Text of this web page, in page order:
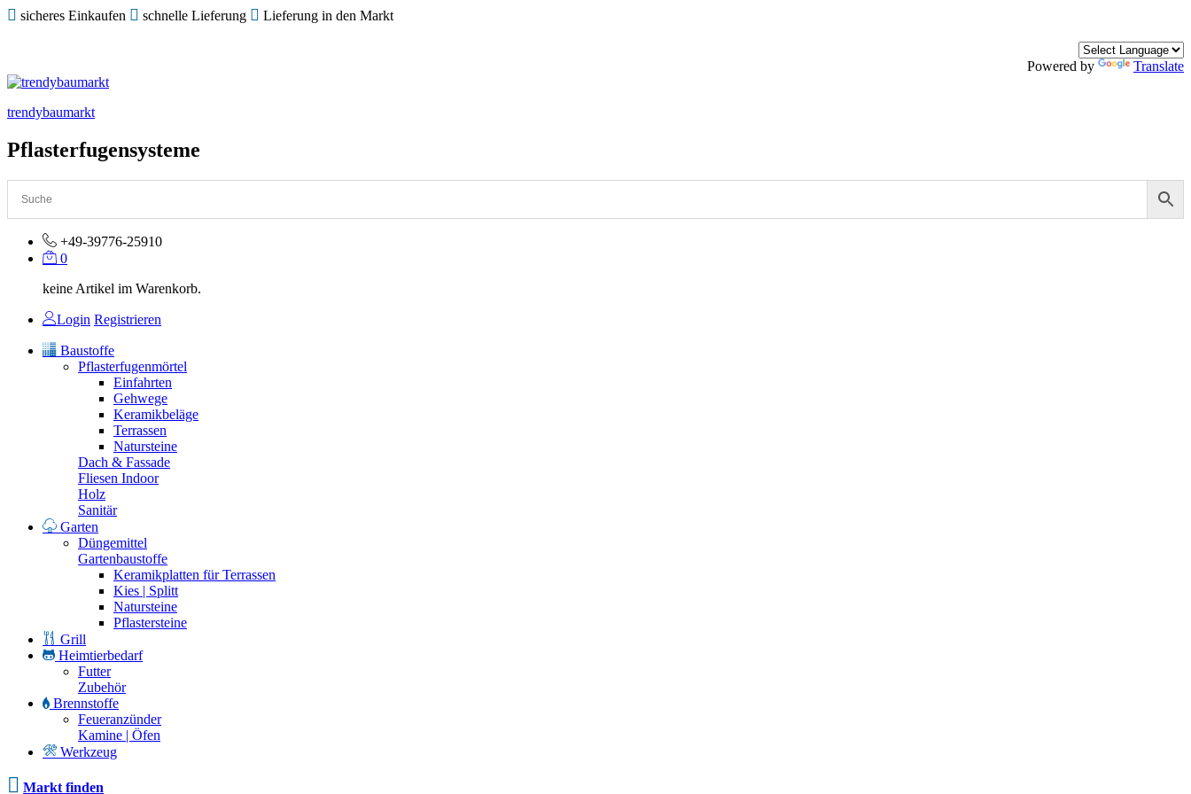
sicheres Einkaufen schnelle Lieferung Lieferung in den Markt
Powered by Translate
trendybaumarkt
Pflasterfugensysteme
+49-39776-25910
0
keine Artikel im Warenkorb.
Login Registrieren
Baustoffe
Pflasterfugenmörtel
Einfahrten
Gehwege
Keramikbeläge
Terrassen
Natursteine
Dach & Fassade
Fliesen Indoor
Holz
Sanitär
Garten
Düngemittel
Gartenbaustoffe
Keramikplatten für Terrassen
Kies | Splitt
Natursteine
Pflastersteine
Grill
Heimtierbedarf
Futter
Zubehör
Brennstoffe
Feueranzünder
Kamine | Öfen
Werkzeug
Markt finden